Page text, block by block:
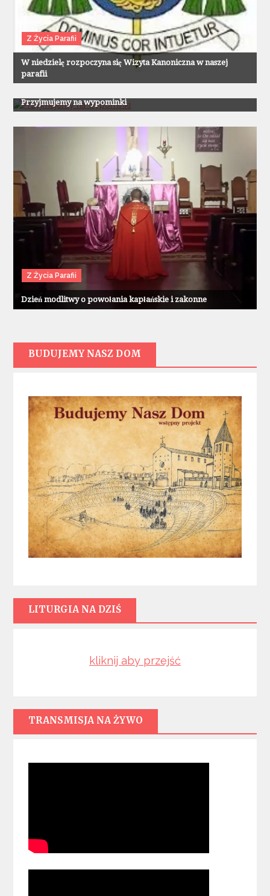
Z Życia Parafii
W niedzielę rozpoczyna się Wizyta Kanoniczna w naszej
parafii
Z Życia Parafii
Przyjmujemy na wypominki
Z Życia Parafii
Dzień modlitwy o powołania kapłańskie i zakonne
BUDUJEMY NASZ DOM
LITURGIA NA DZIŚ
kliknij aby przejść
TRANSMISJA NA ŻYWO